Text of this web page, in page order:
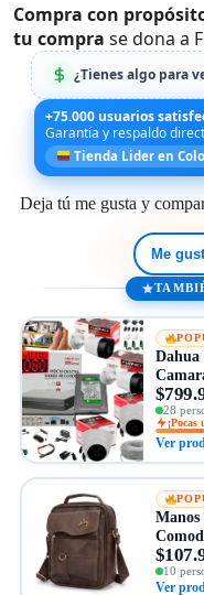
Compra con
tu compra se dona a
¿Tienes algo para
+75.000 usuarios
Garantía y respaldo
Tienda Lider en
Deja tú me gusta y
Me
Dahua
28
¡Pocas
Ver
Manos
10
Ver